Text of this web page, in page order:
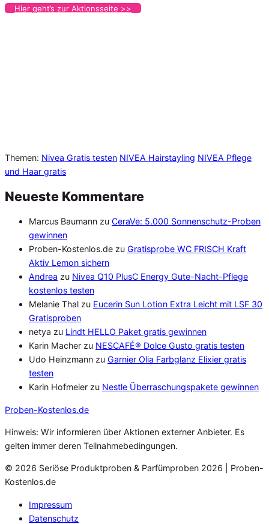
Hier geht’s zur Aktionsseite >>
Themen: Nivea Gratis testen NIVEA Hairstayling NIVEA Pflege
und Haar gratis
Neueste Kommentare
Marcus Baumann zu CeraVe: 5.000 Sonnenschutz-Proben
gewinnen
Proben-Kostenlos.de zu Gratisprobe WC FRISCH Kraft
Aktiv Lemon sichern
Andrea zu Nivea Q10 PlusC Energy Gute-Nacht-Pflege
kostenlos testen
Melanie Thal zu Eucerin Sun Lotion Extra Leicht mit LSF 30
Gratisproben
netya zu Lindt HELLO Paket gratis gewinnen
Karin Macher zu NESCAFÉ® Dolce Gusto gratis testen
Udo Heinzmann zu Garnier Olia Farbglanz Elixier gratis
testen
Karin Hofmeier zu Nestle Überraschungspakete gewinnen
Proben-Kostenlos.de
Hinweis: Wir informieren über Aktionen externer Anbieter. Es
gelten immer deren Teilnahmebedingungen.
© 2026 Seriöse Produktproben & Parfümproben 2026 | Proben-
Kostenlos.de
Impressum
Datenschutz